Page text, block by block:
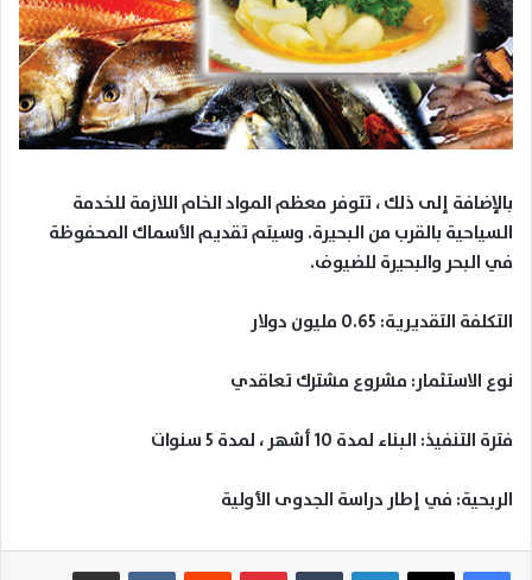
بالإضافة إلى ذلك ، تتوفر معظم المواد الخام اللازمة للخدمة
السياحية بالقرب من البحيرة. وسيتم تقديم الأسماك المحفوظة
في البحر والبحيرة للضيوف.
التكلفة التقديرية: 0.65 مليون دولار
نوع الاستثمار: مشروع مشترك تعاقدي
فترة التنفيذ: البناء لمدة 10 أشهر ، لمدة 5 سنوات
الربحية: في إطار دراسة الجدوى الأولية
لينكدإن بينتيريست مشاركة عبر البريد